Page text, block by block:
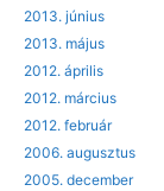
2013. június
2013. május
2012. április
2012. március
2012. február
2006. augusztus
2005. december